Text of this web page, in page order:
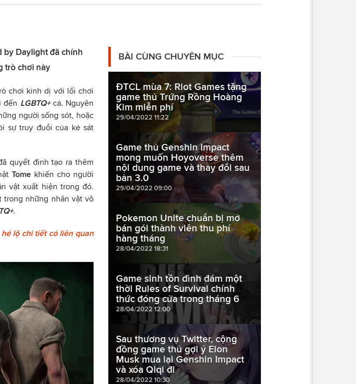
by Daylight đã chính
trò chơi này
chơi kinh dị với lối chơi
đến LGBTQ+cả. Nguyên
người sống sót, hoặc
sự truy đuổi của kẻ sát
quyết định tạo ra thêm
Tome khiến cho người
vật xuất hiện trong đó.
trong những nhân vật vô
.
lộ chi tiết có liên quan
BÀI CÙNG CHUYÊN MỤC
ĐTCL mùa 7: Riot Games tặng
game thủ Trứng Rồng Hoàng
Kim miễn phí
29/04/2022 11:22
Game thủ Genshin Impact
mong muốn Hoyoverse thêm
nội dung game và thay đổi sau
bản 3.0
29/04/2022 09:00
Pokemon Unite chuẩn bị mở
bán gói thành viên thu phí
hàng tháng
28/04/2022 18:31
Game sinh tồn đình đám một
thời Rules of Survival chính
thức đóng cửa trong tháng 6
28/04/2022 12:00
Sau thương vụ Twitter, cộng
đồng game thủ gợi ý Elon
Musk mua lại Genshin Impact
và xóa Qiqi đi
28/04/2022 10:30